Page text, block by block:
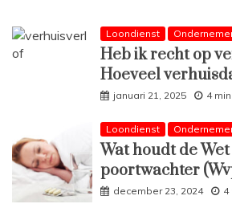
Loondienst
Heb ik recht op
Hoeveel
januari 21, 2025 4
Loondienst
Wat houdt de
poortwachter
december 23, 2024 4